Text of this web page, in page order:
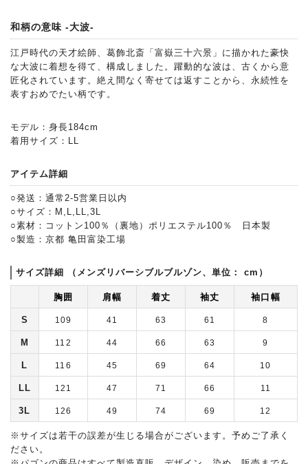
和柄の意味 -大波-
江戸時代の天才絵師、葛飾北斎「富嶽三十六景」に描かれた豪快
な大波に着想を得て、構成しました。躍動的な波は、古くから意
匠化されています。絶え間なく寄せては返すことから、永続性を
表すおめでたい柄です。
モデル：身長184cm
着用サイズ：LL
アイテム詳細
○発送：通常2-5営業日以内
○サイズ：M,L,LL,3L
○素材：コットン100％（裏地）ポリエステル100％ 日本製
○製造：京都 亀田富染工場
サイズ詳細 （メンズリバーシブルブルゾン、単位： cm）
胸囲 肩幅 着丈 袖丈 袖口幅
S 109 41 63 61 8
M 112 44 66 63 9
L 116 45 69 64 10
LL 121 47 71 66 11
3L 126 49 74 69 12
※サイズは若干の誤差が生じる場合がございます。予めご了承く
ださい。